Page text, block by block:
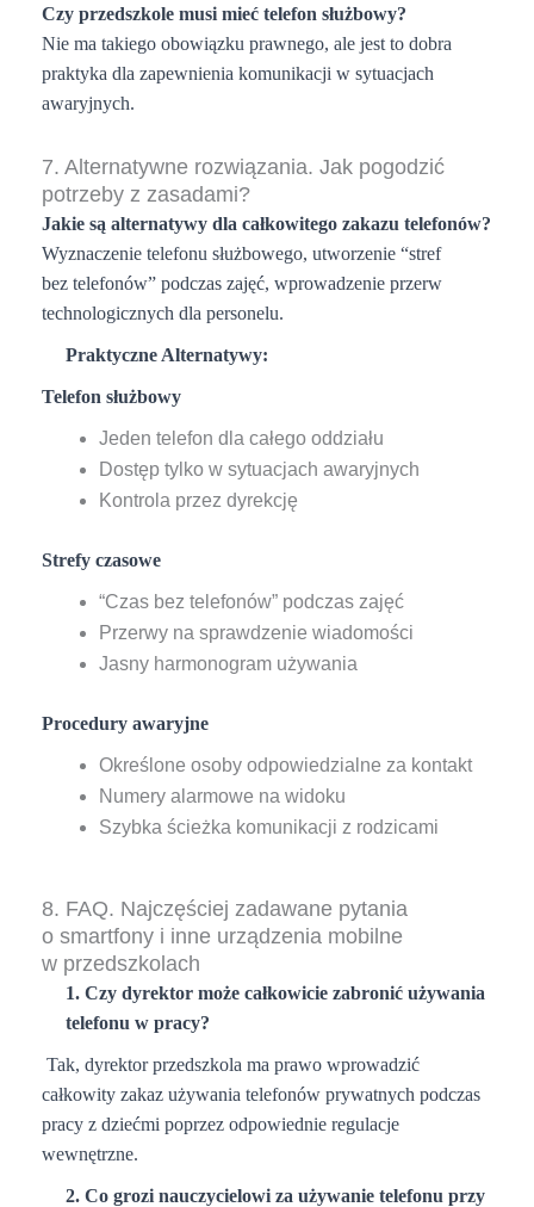
Czy przedszkole musi mieć telefon służbowy?
Nie ma takiego obowiązku prawnego, ale jest to dobra
praktyka dla zapewnienia komunikacji w sytuacjach
awaryjnych.
7. Alternatywne rozwiązania. Jak pogodzić
potrzeby z zasadami?
Jakie są alternatywy dla całkowitego zakazu telefonów?
Wyznaczenie telefonu służbowego, utworzenie “stref
bez telefonów” podczas zajęć, wprowadzenie przerw
technologicznych dla personelu.
Praktyczne Alternatywy:
Telefon służbowy
Jeden telefon dla całego oddziału
Dostęp tylko w sytuacjach awaryjnych
Kontrola przez dyrekcję
Strefy czasowe
“Czas bez telefonów” podczas zajęć
Przerwy na sprawdzenie wiadomości
Jasny harmonogram używania
Procedury awaryjne
Określone osoby odpowiedzialne za kontakt
Numery alarmowe na widoku
Szybka ścieżka komunikacji z rodzicami
8. FAQ. Najczęściej zadawane pytania
o smartfony i inne urządzenia mobilne
w przedszkolach
1. Czy dyrektor może całkowicie zabronić używania
telefonu w pracy?
Tak, dyrektor przedszkola ma prawo wprowadzić
całkowity zakaz używania telefonów prywatnych podczas
pracy z dziećmi poprzez odpowiednie regulacje
wewnętrzne.
2. Co grozi nauczycielowi za używanie telefonu przy